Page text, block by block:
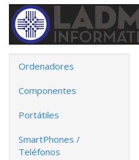
Ordenadores
Componentes
Portátiles
SmartPhones /
Teléfonos